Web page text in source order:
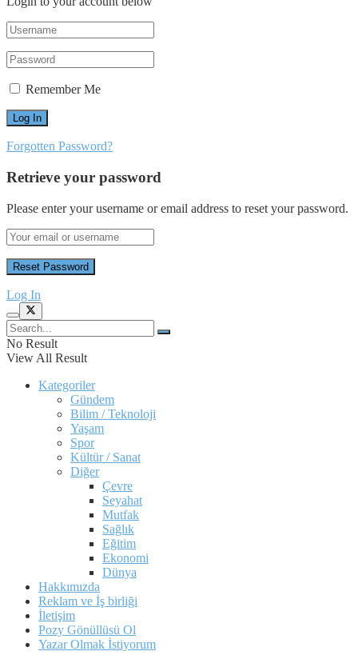
Remember Me
Forgotten Password?
Retrieve your password
Please enter your username or email address to reset your password.
Log In
No Result
View All Result
Kategoriler
Gündem
Bilim / Teknoloji
Yaşam
Spor
Kültür / Sanat
Diğer
Çevre
Seyahat
Mutfak
Sağlık
Eğitim
Ekonomi
Dünya
Hakkımızda
Reklam ve İş birliği
İletişim
Pozy Gönüllüsü Ol
Yazar Olmak İstiyorum